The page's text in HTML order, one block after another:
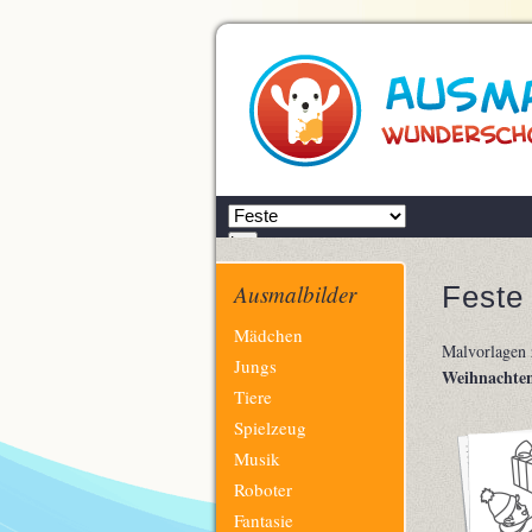
Zielseite
Los
Feste
Malvorlagen
Ausmalbilder
Navigation
überspringen
Mädchen
Jungs
Tiere
Spielzeug
Musik
Roboter
Fantasie